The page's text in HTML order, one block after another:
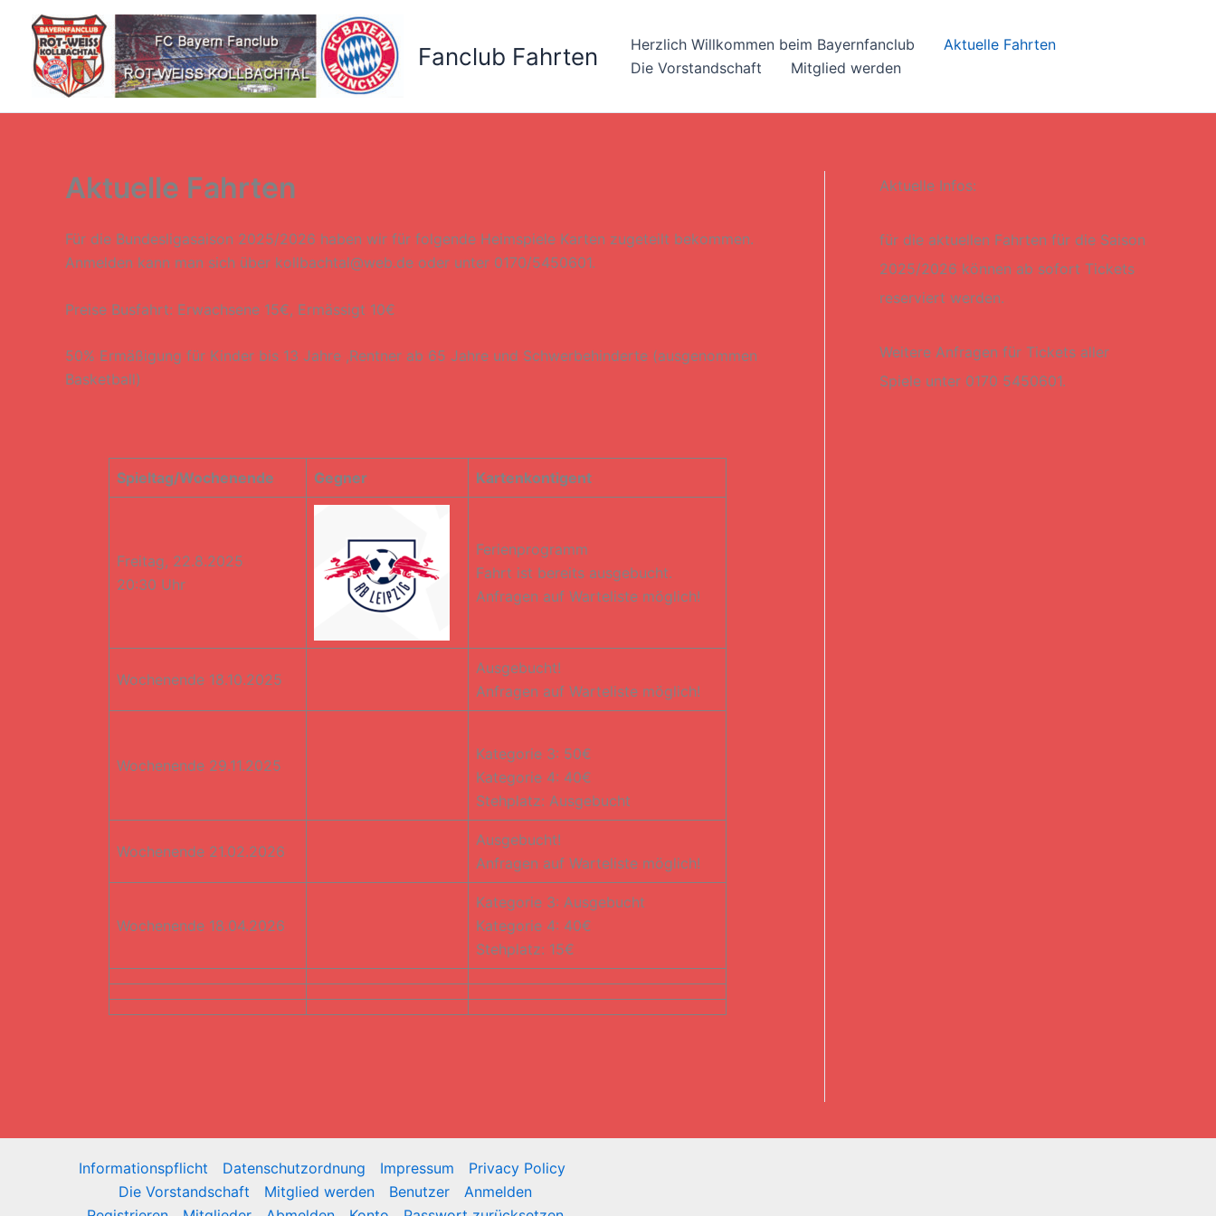
Inhalt
springen
Fanclub Fahrten Herzlich Willkommen beim Bayernfanclub
Aktuelle Fahrten
Die Vorstandschaft
Mitglied werden
Aktuelle Fahrten
Für die Bundesligasaison 2025/2026 haben wir für folgende Heimspiele Karten zugeteilt bekommen.
Anmelden kann man sich über kollbachtal@web.de oder unter 0170/5450601.
Preise Busfahrt: Erwachsene 15€, Ermässigt 10€
50% Ermäßigung für Kinder bis 13 Jahre ,Rentner ab 65 Jahre und Schwerbehinderte (ausgenommen
Basketball)
Spieltag/Wochenende Gegner Kartenkontigent
Freitag, 22.8.2025
20:30 Uhr
Ferienprogramm
Fahrt ist bereits ausgebucht.
Anfragen auf Warteliste möglich!
Wochenende 18.10.2025
Ausgebucht!
Anfragen auf Warteliste möglich!
Wochenende 29.11.2025
Kategorie 3: 50€
Kategorie 4: 40€
Stehplatz: Ausgebucht
Wochenende 21.02.2026
Ausgebucht!
Anfragen auf Warteliste möglich!
Wochenende 18.04.2026
Kategorie 3: Ausgebucht
Kategorie 4: 40€
Stehplatz: 15€
Aktuelle Infos:
für die aktuellen Fahrten für die Saison
2025/2026 können ab sofort Tickets
reserviert werden.
Weitere Anfragen für Tickets aller
Spiele unter 0170 5450601.
Informationspflicht Datenschutzordnung Impressum
Privacy Policy
Die Vorstandschaft
Mitglied werden Benutzer
Anmelden